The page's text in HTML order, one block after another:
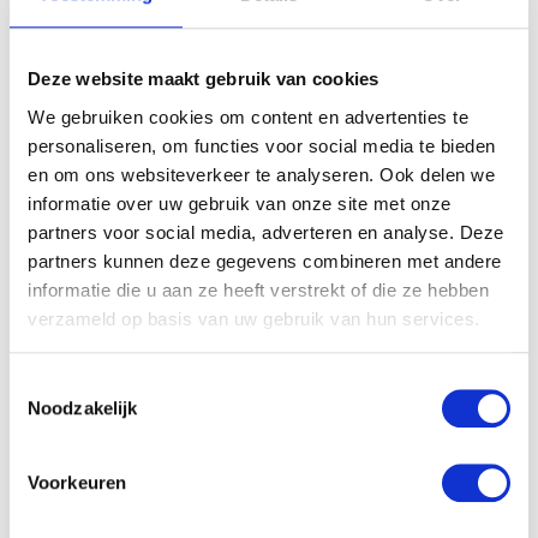
Deze website maakt gebruik van cookies
We gebruiken cookies om content en advertenties te
personaliseren, om functies voor social media te bieden
en om ons websiteverkeer te analyseren. Ook delen we
informatie over uw gebruik van onze site met onze
partners voor social media, adverteren en analyse. Deze
partners kunnen deze gegevens combineren met andere
informatie die u aan ze heeft verstrekt of die ze hebben
verzameld op basis van uw gebruik van hun services.
Noodzakelijk
Voorkeuren
E-mail*